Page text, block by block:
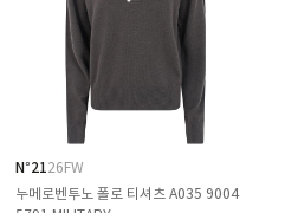
N°2126FW
누메로벤투노 폴로 티셔츠 A035 9004